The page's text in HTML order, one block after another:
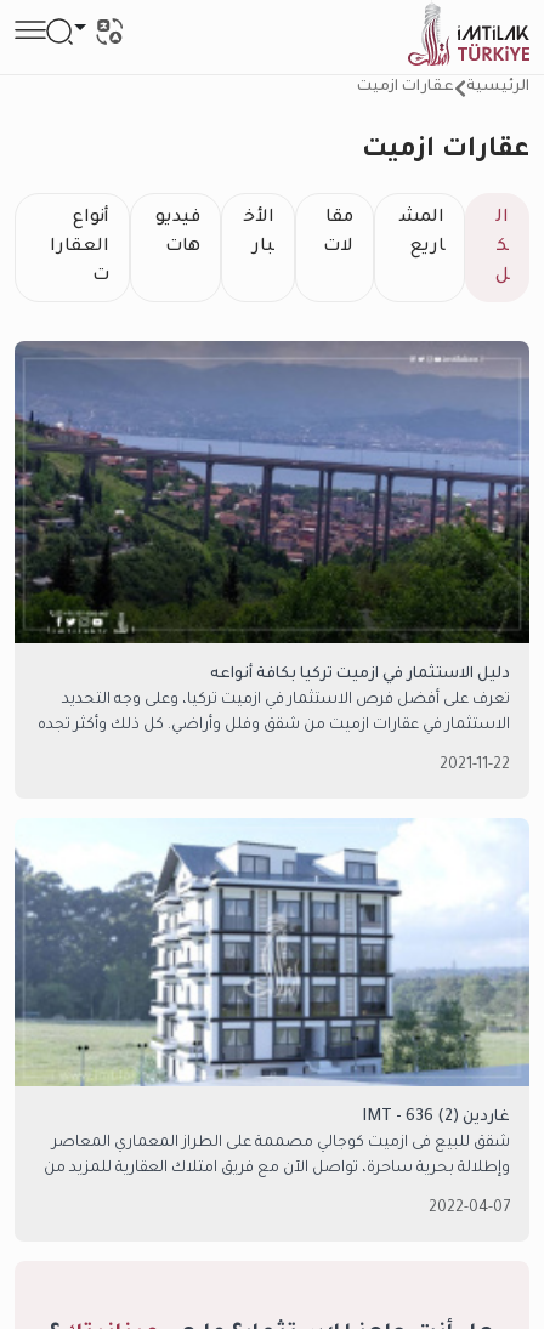
الرئيسية عقارات ازميت
عقارات ازميت
ال
ك
ل
المش
اريع
مقا
لات
الأخ
بار
فيديو
هات
أنواع
العقارا
ت
دليل الاستثمار في ازميت تركيا بكافة أنواعه
تعرف على أفضل فرص الاستثمار في ازميت تركيا، وعلى وجه التحديد
الاستثمار في عقارات ازميت من شقق وفلل وأراضي. كل ذلك وأكثر تجده
2021-11-22
غاردين (2) 636 - IMT
شقق للبيع فى ازميت كوجالي مصممة على الطراز المعماري المعاصر
وإطلالة بحرية ساحرة، تواصل الآن مع فريق امتلاك العقارية للمزيد من
2022-04-07